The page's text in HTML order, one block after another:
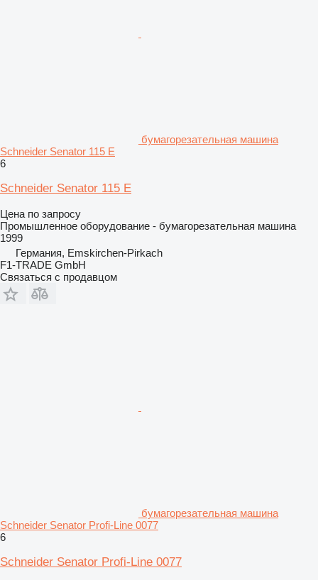
бумагорезательная машина
Schneider Senator 115 E
6
Schneider Senator 115 E
Цена по запросу
Промышленное оборудование - бумагорезательная машина
1999
Германия, Emskirchen-Pirkach
F1-TRADE GmbH
Связаться с продавцом
бумагорезательная машина
Schneider Senator Profi-Line 0077
6
Schneider Senator Profi-Line 0077